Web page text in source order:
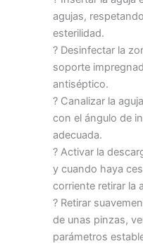
agujas,
esterilidad.
? Desinfectar la
soporte
antiséptico.
? Canalizar la
con el ángulo de
adecuada.
? Activar la
y cuando haya
corriente retirar la
? Retirar
de unas pinzas,
parámetros